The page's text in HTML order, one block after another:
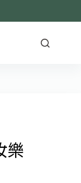
樂